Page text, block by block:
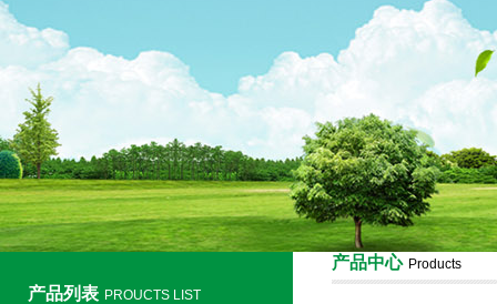
产品列表 PROUCTS LIST
产品中心 Products